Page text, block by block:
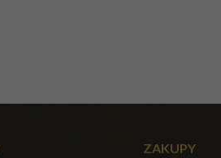
ZAKUPY